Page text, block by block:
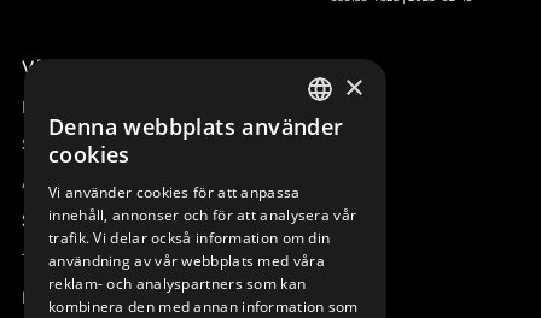
SYMBOLARK AQ80 SHIFT
949827-002
SYMBOLARK AQ80 SHIFT DIN
949827-003
Våra radiostyrningar – översikt
Remotus
Sesam
Access_Ctrl
Support
Teknisk support
Boka service
SWEDISH
DEUTSCH
×
Denna webbplats använder
cookies
Vi använder cookies för att anpassa
innehåll, annonser och för att analysera vår
trafik. Vi delar också information om din
användning av vår webbplats med våra
reklam- och analyspartners som kan
kombinera den med annan information som